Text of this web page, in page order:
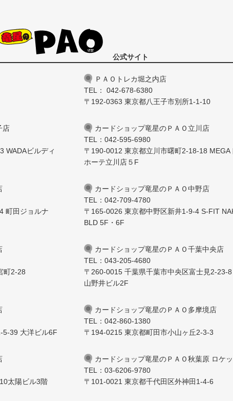
公式サイト
ＰＡＯトレカ堀之内店
TEL： 042-678-6380
〒192-0363 東京都八王子市別所1-1-10
店
ビルディ
カードショップ竜星のＰＡＯ立川店
TEL：042-595-6980
〒190-0012 東京都立川市曙町2-18-18 MEGA
ホーテ立川店５F
町田ジョルナ
カードショップ竜星のＰＡＯ中野店
TEL：042-709-4780
〒165-0026 東京都中野区新井1-9-4 S-FIT
BLD 5F・6F
町2-28
カードショップ竜星のＰＡＯ千葉中央店
TEL：043-205-4680
〒260-0015 千葉県千葉市中央区富士見2-23-8
山野井ビル2F
5-39 大洋ビル6F
カードショップ竜星のＰＡＯ多摩境店
TEL：042-860-1380
〒194-0215 東京都町田市小山ヶ丘2-3-3
太陽ビル3階
カードショップ竜星のＰＡＯ秋葉原 ロケ
TEL：03-6206-9780
〒101-0021 東京都千代田区外神田1-4-6